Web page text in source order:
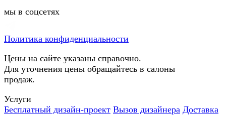
мы в соцсетях
Политика конфиденциальности
Цены на сайте указаны справочно.
Для уточнения цены обращайтесь в салоны
продаж.
Услуги
Бесплатный дизайн-проект Вызов дизайнера Доставка